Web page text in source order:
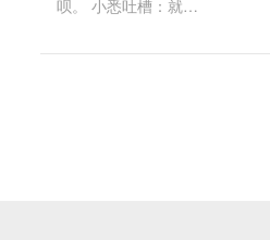
呗。 小悉吐槽：就…